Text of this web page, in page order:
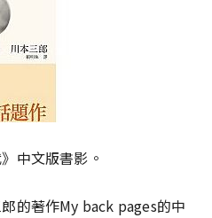
中文版書影。
的著作My back pages的中